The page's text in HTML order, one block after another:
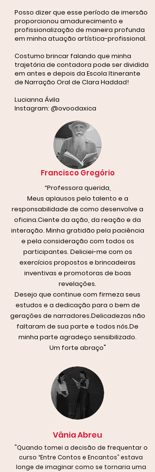
Posso dizer que esse período de imersão
proporcionou amadurecimento e
profissionalização de maneira profunda
em minha atuação artística-profissional.
Costumo brincar falando que minha
trajetória de contadora pode ser dividida
em antes e depois da Escola Itinerante
de Narração Oral de Clara Haddad!
Lucianna Ávila
Instagram: @ovoodaxica
“Professora querida,
Meus aplausos pelo talento e a
responsabilidade de como desenvolve a
oficina.Ciente da ação, da reação e da
interação. Minha gratidão pela paciência
e pela consideração com todos os
participantes. Deliciei-me com os
exercícios propostos e brincadeiras
inventivas e promotoras de boas
revelações.
Desejo que continue com firmeza seus
estudos e a dedicação para o bem de
gerações de narradores.Delicadezas não
faltaram de sua parte e todos nós.De
minha parte agradeço sensibilizado.
Um forte abraço"
Francisco Gregório
Vânia Abreu
"Quando tomei a decisão de frequentar o
curso “Entre Contos e Encantos” estava
longe de imaginar como se tornaria uma